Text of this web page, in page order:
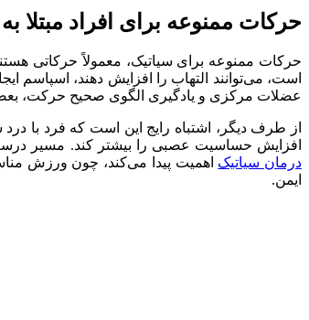
حرکات ممنوعه برای افراد مبتلا
حرکات ممنوعه برای سیاتیک، معمولاً حرکاتی
است، می‌توانند التهاب را افزایش دهند، اسپاسم
عضلات مرکزی و یادگیری الگوی صحیح حرکت، بعضی
از طرف دیگر، اشتباه رایج این است که فرد
افزایش حساسیت عصبی را بیشتر کند. مسیر
درمان سیاتیک اهمیت پیدا می‌کند، چون ورزش
ایمن.